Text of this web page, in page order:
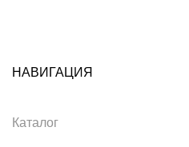
НАВИГАЦИЯ
Каталог